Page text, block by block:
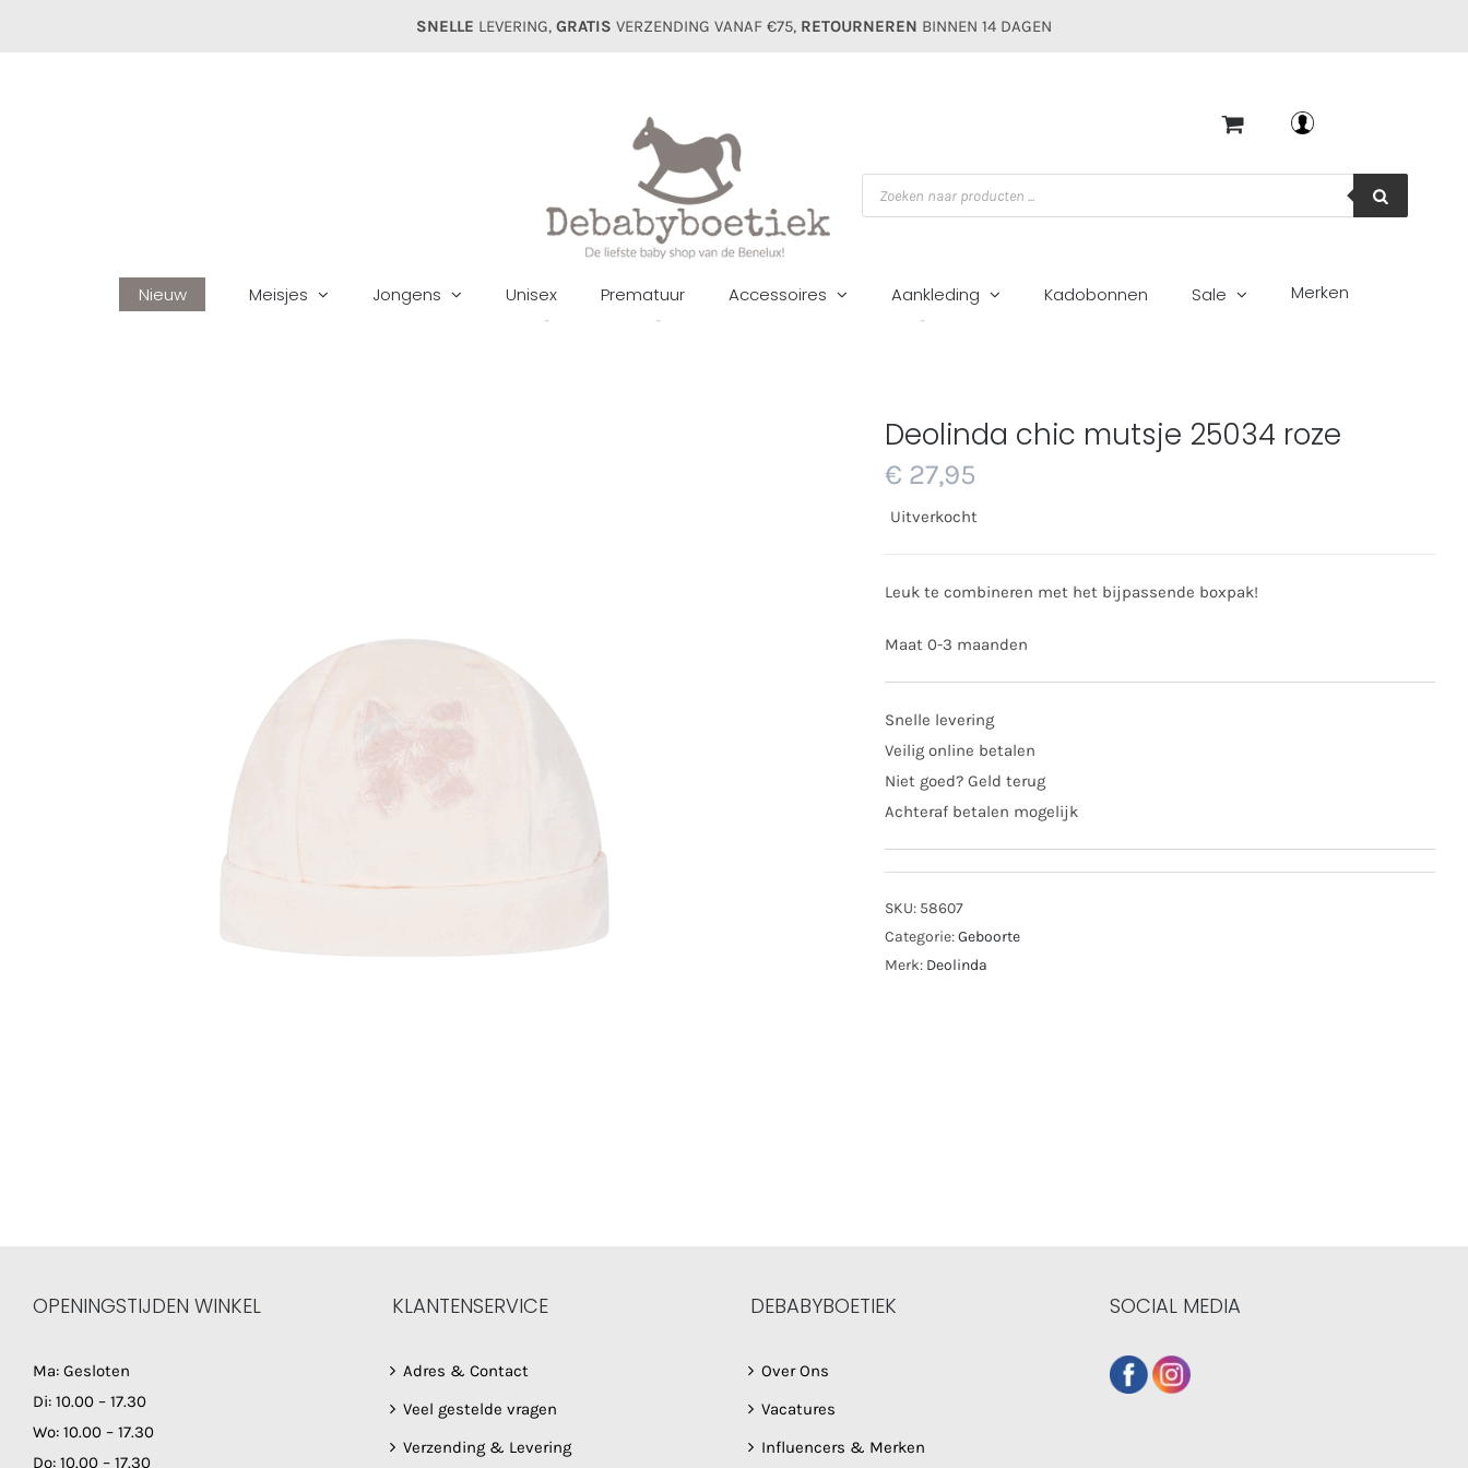
SNELLE LEVERING, GRATIS VERZENDING VANAF €75, RETOURNEREN BINNEN 14 DAGEN
Producten
zoeken
Nieuw Meisjes Jongens Unisex Prematuur Accessoires Aankleding Kadobonnen Sale Merken
Deolinda chic mutsje 25034 roze
€ 27,95
Uitverkocht
Leuk te combineren met het bijpassende boxpak!
Maat 0-3 maanden
Snelle levering
Veilig online betalen
Niet goed? Geld terug
Achteraf betalen mogelijk
SKU: 58607
Categorie:Geboorte
Merk: Deolinda
OPENINGSTIJDEN WINKEL
Ma: Gesloten
Di: 10.00 – 17.30
Wo: 10.00 – 17.30
Do: 10.00 – 17.30
KLANTENSERVICE
Adres & Contact
Veel gestelde vragen
Verzending & Levering
DEBABYBOETIEK
Over Ons
Vacatures
Influencers & Merken
SOCIAL MEDIA